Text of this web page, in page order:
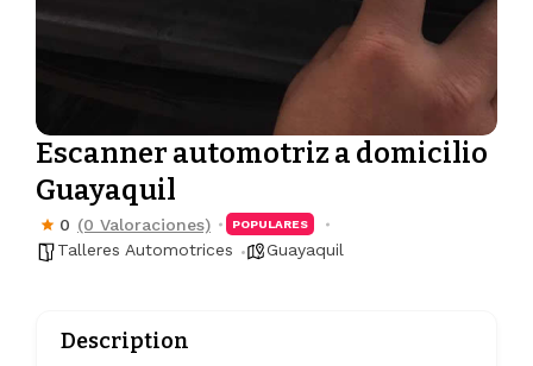
Escanner automotriz a domicilio
Guayaquil
0 (0 Valoraciones) POPULARES
Talleres Automotrices Guayaquil
Description